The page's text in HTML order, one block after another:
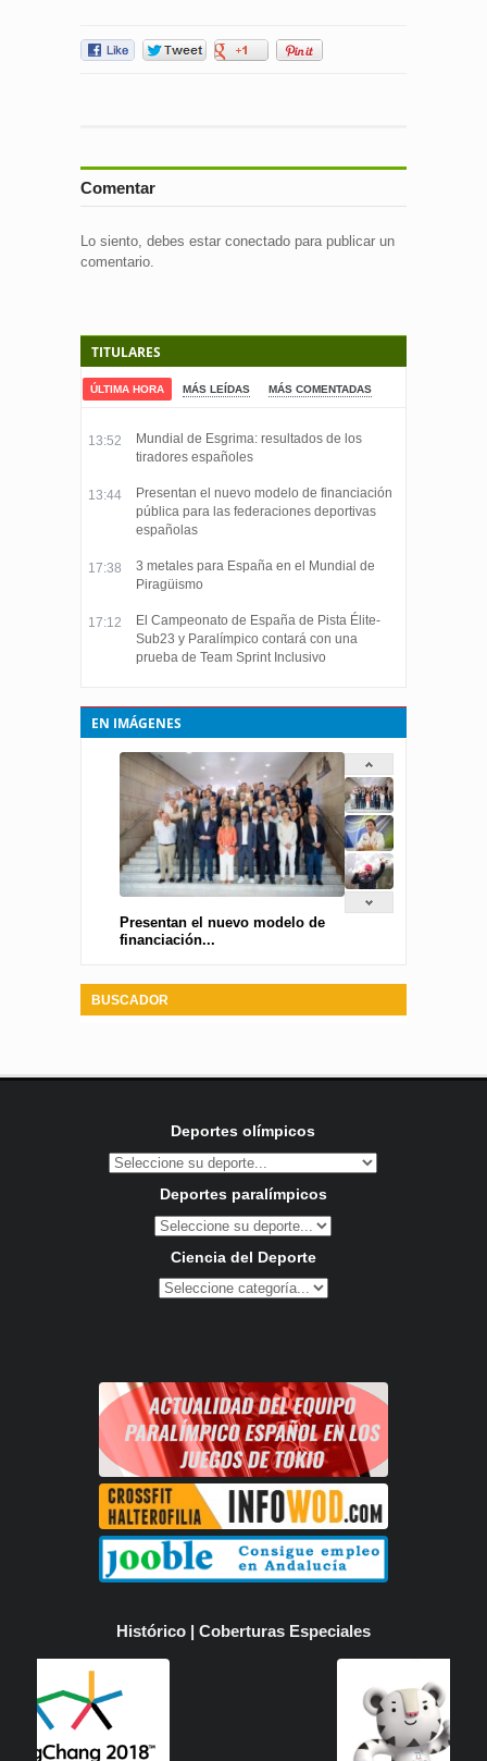
Comentar
Lo siento, debes estar conectado para publicar un
comentario.
TITULARES
ÚLTIMA HORA MÁS LEÍDAS MÁS COMENTADAS
13:52
Mundial de Esgrima: resultados de los
tiradores españoles
13:44
Presentan el nuevo modelo de financiación
pública para las federaciones deportivas
españolas
17:38
3 metales para España en el Mundial de
Piragüismo
17:12
El Campeonato de España de Pista Élite-
Sub23 y Paralímpico contará con una
prueba de Team Sprint Inclusivo
EN IMÁGENES
Presentan el nuevo modelo de
financiación...
BUSCADOR
Deportes olímpicos
Deportes paralímpicos
Ciencia del Deporte
Histórico | Coberturas Especiales